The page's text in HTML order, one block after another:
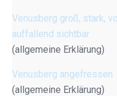
Venusberg groß, stark,
auffallend sichtbar
(allgemeine Erklärung)
Venusberg angefressen
(allgemeine Erklärung)